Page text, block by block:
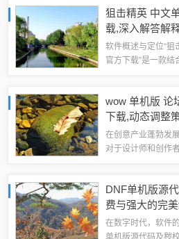
活相应的功能和奖
狙击精英 中文
载,深入解答解
软件概述与定位“狙
官方下载”是一款结
游戏领域中占据重
wow 单机版 论
下载,动态调整
_v5.975
在创意产业蓬勃发
对于设计师和创作
其独特的工具属性
DNF单机版源
费与强大的完
在数字时代，软件
单机版源代码及秽